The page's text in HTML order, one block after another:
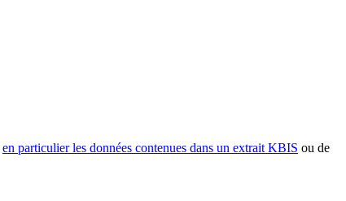
en particulier les données contenues dans un extrait KBIS ou de